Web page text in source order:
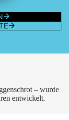
– wurde
entwickelt.